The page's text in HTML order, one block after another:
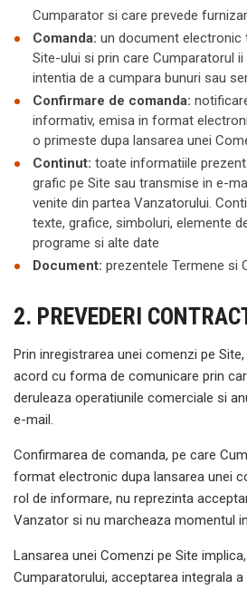
Cumparator si care prevede
Comanda: un document electronic
Site-ului si prin care Cumparatorul
intentia de a cumpara bunuri sau
Confirmare de comanda:
informativ, emisa in format
o primeste dupa lansarea unei
Continut: toate informatiile
grafic pe Site sau transmise in e-
venite din partea Vanzatorului.
texte, grafice, simboluri, elemente
programe si alte date
Document: prezentele Termene si
2. PREVEDERI
Prin inregistrarea unei comenzi pe
acord cu forma de comunicare prin
deruleaza operatiunile comerciale si
e-mail.
Confirmarea de comanda, pe care
format electronic dupa lansarea unei
rol de informare, nu reprezinta
Vanzator si nu marcheaza momentul
Lansarea unei Comenzi pe Site
Cumparatorului, acceptarea integrala